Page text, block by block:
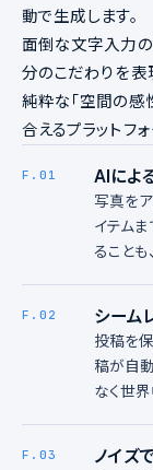
動で生成します。
面倒な文字入力
分のこだわりを表
純粋な「空間の感
合えるプラットフォ
F.01 AIによ
写真を
イテム
ることも
F.02 シーム
投稿を
稿が自
なく世界
F.03 ノイズ